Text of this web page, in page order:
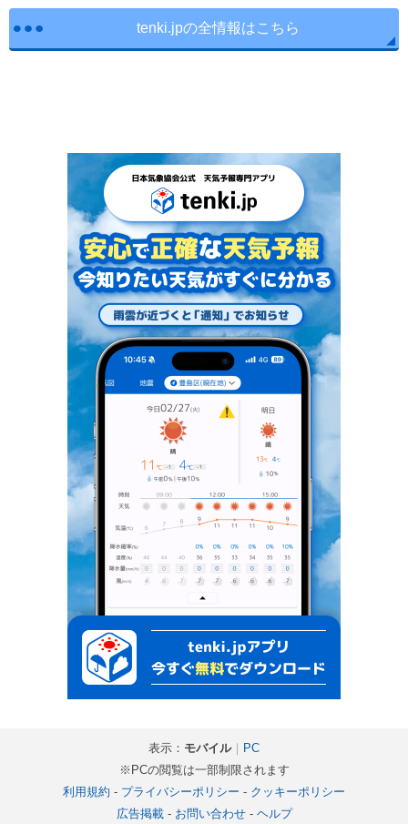
tenki.jpの全情報はこちら
表示： モバイル｜ PC
※PCの閲覧は一部制限されます
利用規約 - プライバシーポリシー - クッキーポリシー
広告掲載- お問い合わせ- ヘルプ